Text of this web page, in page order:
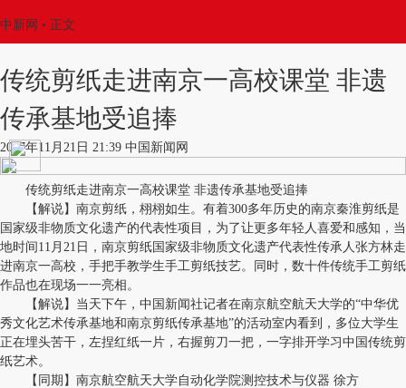
中新网 • 正文
传统剪纸走进南京一高校课堂 非遗
传承基地受追捧
2017年11月21日 21:39 中国新闻网
传统剪纸走进南京一高校课堂 非遗传承基地受追捧
【解说】南京剪纸，栩栩如生。有着300多年历史的南京秦淮剪纸是
国家级非物质文化遗产的代表性项目，为了让更多年轻人喜爱和感知，当
地时间11月21日，南京剪纸国家级非物质文化遗产代表性传承人张方林走
进南京一高校，手把手教学生手工剪纸技艺。同时，数十件传统手工剪纸
作品也在现场一一亮相。
【解说】当天下午，中国新闻社记者在南京航空航天大学的“中华优
秀文化艺术传承基地和南京剪纸传承基地”的活动室内看到，多位大学生
正在埋头苦干，左捏红纸一片，右握剪刀一把，一字排开学习中国传统剪
纸艺术。
【同期】南京航空航天大学自动化学院测控技术与仪器 徐方